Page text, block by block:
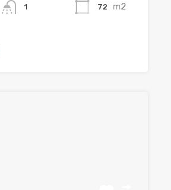
1 72 m2